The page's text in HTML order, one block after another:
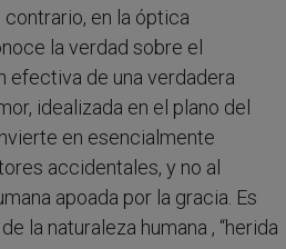
contrario, en la óptica
la verdad sobre el
efectiva de una verdadera
idealizada en el plano del
en esencialmente
accidentales, y no al
apoada por la gracia. Es
la naturaleza humana , “herida